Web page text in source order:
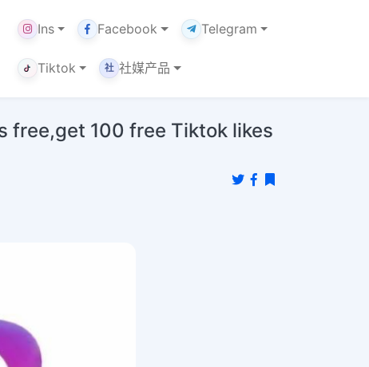
Ins Facebook Telegram
Tiktok 社 社媒产品
free,get 100 free Tiktok likes